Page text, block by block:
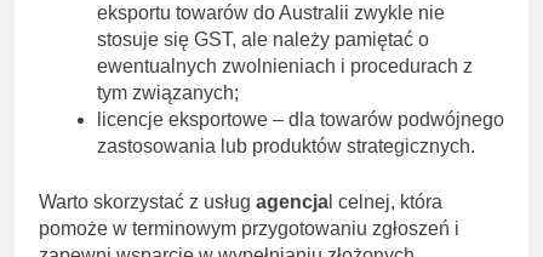
eksportu towarów do Australii zwykle nie
stosuje się GST, ale należy pamiętać o
ewentualnych zwolnieniach i procedurach z
tym związanych;
licencje eksportowe – dla towarów podwójnego
zastosowania lub produktów strategicznych.
Warto skorzystać z usług agencja l celnej, która
pomoże w terminowym przygotowaniu zgłoszeń i